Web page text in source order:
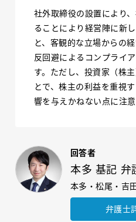
社外取締役の設置により
ることにより経営陣に新
と、客観的な立場からの
反回避によるコンプライ
す。ただし、投資家（株
とで、株主の利益を重視
響を与えかねない点に注意
回答者
本多 基記 弁
本多・松尾・吉
弁護士